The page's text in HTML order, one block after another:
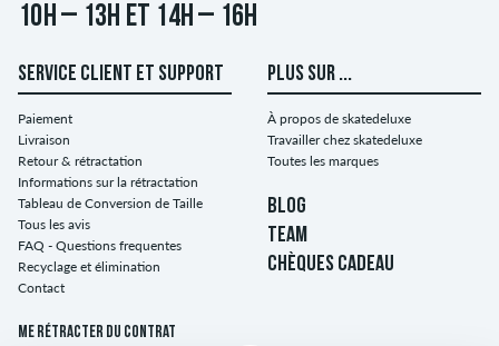
10h – 13h et 14h – 16h
SERVICE CLIENT ET SUPPORT
Paiement
Livraison
Retour & rétractation
Informations sur la rétractation
Tableau de Conversion de Taille
Tous les avis
FAQ - Questions frequentes
Recyclage et élimination
Contact
Me rétracter du contrat
PLUS SUR ...
À propos de skatedeluxe
Travailler chez skatedeluxe
Toutes les marques
BLOG
TEAM
CHÈQUES CADEAU